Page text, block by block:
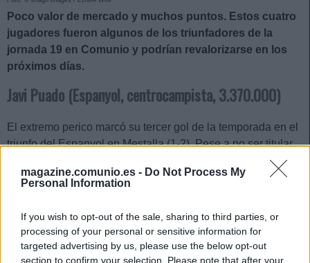
magazine.comunio.es - Do Not Process My
Personal Information
If you wish to opt-out of the sale, sharing to third parties, or
processing of your personal or sensitive information for
targeted advertising by us, please use the below opt-out
section to confirm your selection. Please note that after your
Poco valor de mercado y muchos puntos. Estos cuatro
jugadores fueron algunos de los triunfadores de la
jornada 19 en Comunio y podrían revalorizarse en los
próximos días.
Javi Puado (Espanyol, centrocampista, 3.370.000)
El extremo perico marcó su tercer gol de la temporada en el
triunfo del Espanyol en Mestalla (1-2). Pese a no ser titular
en el partido, Puado dinamitó el choque con su entrada al
terreno de juego en el segundo tiempo y anotó el segundo
El medallista olímpico en Tokio 2020 consiguió 13 puntos,
su segunda mejor puntuación tras los 18 que obtuvo en la